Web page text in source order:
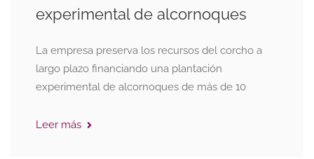
experimental de alcornoques
La empresa preserva los recursos del corcho a
largo plazo financiando una plantación
experimental de alcornoques de más de 10
Leer más